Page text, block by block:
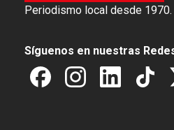
Periodismo local desde 1970.
Síguenos en nuestras